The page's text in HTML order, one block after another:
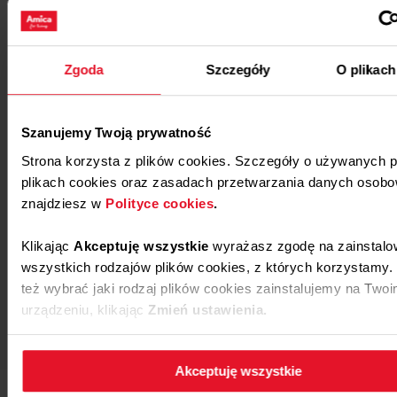
Zgoda Szczegóły O
Szanujemy Twoją prywatność
Strona korzysta z plików cookies. Szczegóły o używanych
plikach cookies oraz zasadach przetwarzania danych
znajdziesz w Polityce cookies.
Klikając Akceptuję wszystkie wyrażasz zgodę na
wszystkich rodzajów plików cookies, z których korzystamy.
też wybrać jaki rodzaj plików cookies zainstalujemy na
urządzeniu, klikając Zmień ustawienia.
W każdej chwili możesz zmienić wybrane przez Ciebie
plików cookies wchodząc w zakładkęPolityka cookies
Akceptuję wszystkie
Przejdź
pomoc
Przejdź